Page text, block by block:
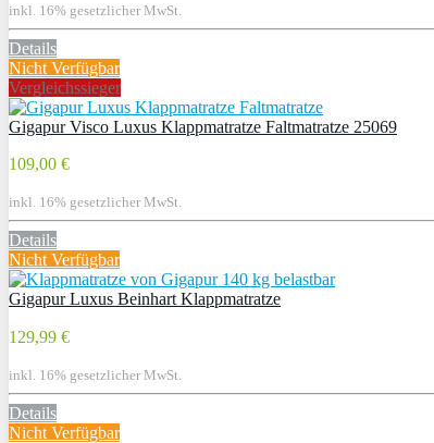
inkl. 16% gesetzlicher MwSt.
Details
Nicht Verfügbar
Vergleichssieger
Gigapur Visco Luxus Klappmatratze Faltmatratze 25069
109,00 €
inkl. 16% gesetzlicher MwSt.
Details
Nicht Verfügbar
Gigapur Luxus Beinhart Klappmatratze
129,99 €
inkl. 16% gesetzlicher MwSt.
Details
Nicht Verfügbar